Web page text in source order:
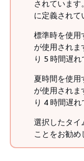
されています
に定義されて
標準時を使用
が使用されま
り 5 時間遅れ
夏時間を使用
が使用されま
り 4 時間遅れ
選択したタイ
ことをお勧め